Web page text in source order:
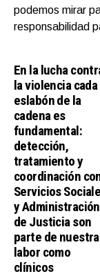
podemos mirar
responsabilidad
En la lucha
la violencia cada
eslabón de la
cadena es
fundamental:
detección,
tratamiento y
coordinación
Servicios
y Administración
de Justicia son
parte de nuestra
labor como
clínicos